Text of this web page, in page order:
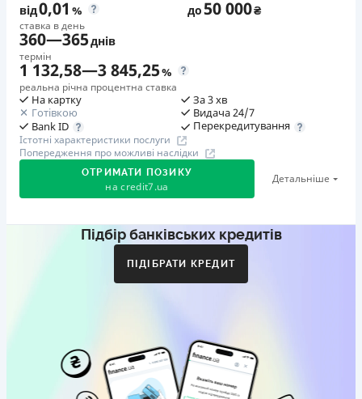
від0,01 %
ставка в день
до50 000₴
360—365днів
термін
1 132,58—3 845,25%
реальна річна процентна ставка
На картку
Готівкою
Bank ID
За 3 хв
Видача 24/7
Перекредитування
Істотні характеристики послуги
Попередження про можливі наслідки
ОТРИМАТИ ПОЗИКУ
на credit7.ua
Детальніше
Акція: «Кешбек за друга»
Коли друг реєструється та отримує перший кредит
Бронзовий призер FinAwards 2026 «Найкраща програма
лояльності»
Підбір банківських кредитів
ПІДІБРАТИ КРЕДИТ